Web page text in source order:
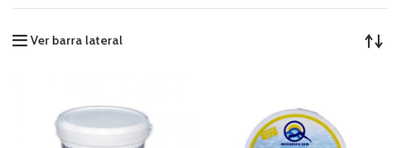
Ver barra lateral